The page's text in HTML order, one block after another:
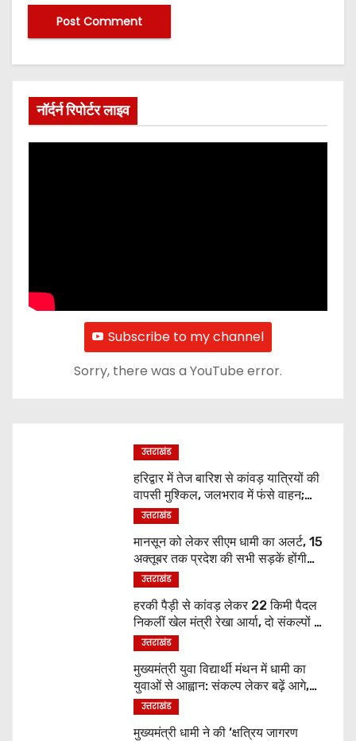
नॉर्दर्न रिपोर्टर लाइव
Subscribe to my channel
Sorry, there was a YouTube error.
उत्तराखंड
हरिद्वार में तेज बारिश से कांवड़ यात्रियों की
वापसी मुश्किल, जलभराव में फंसे वाहन;
एसएसपी ने संभाली कमान
उत्तराखंड
मानसून को लेकर सीएम धामी का अलर्ट, 15
अक्तूबर तक प्रदेश की सभी सड़कें होंगी
गड्ढामुक्त
उत्तराखंड
हरकी पैड़ी से कांवड़ लेकर 22 किमी पैदल
निकलीं खेल मंत्री रेखा आर्या, दो संकल्पों के
साथ शुरू की शिव यात्रा
उत्तराखंड
मुख्यमंत्री युवा विद्यार्थी मंथन में धामी का
युवाओं से आह्वान: संकल्प लेकर बढ़ें आगे,
दुनिया में रोशन करें उत्तराखंड का नाम
उत्तराखंड
मुख्यमंत्री धामी ने की ‘क्षत्रिय जागरण